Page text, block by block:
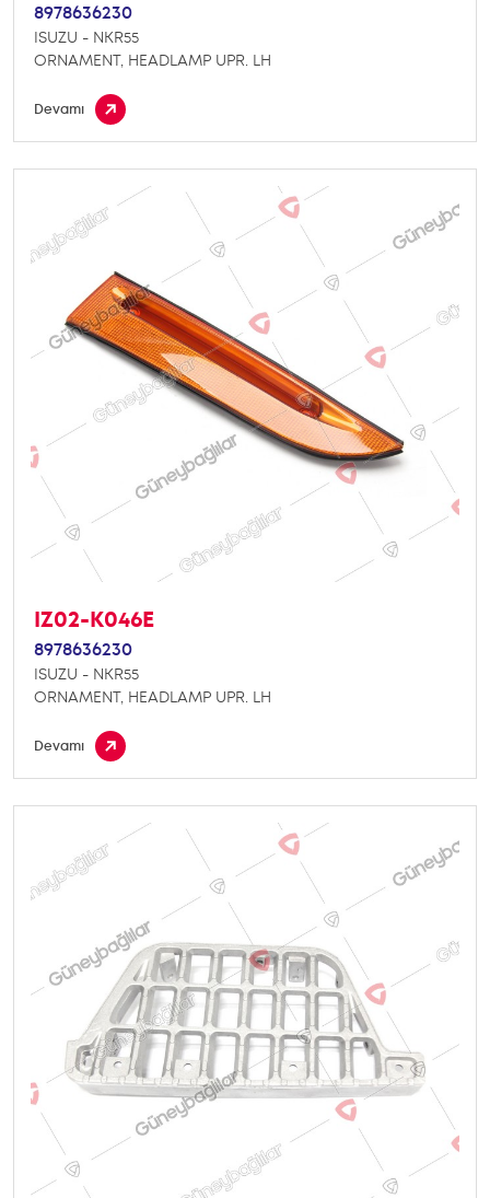
8978636230
ISUZU - NKR55
ORNAMENT, HEADLAMP UPR. LH
Devamı
IZ02-K046E
8978636230
ISUZU - NKR55
ORNAMENT, HEADLAMP UPR. LH
Devamı